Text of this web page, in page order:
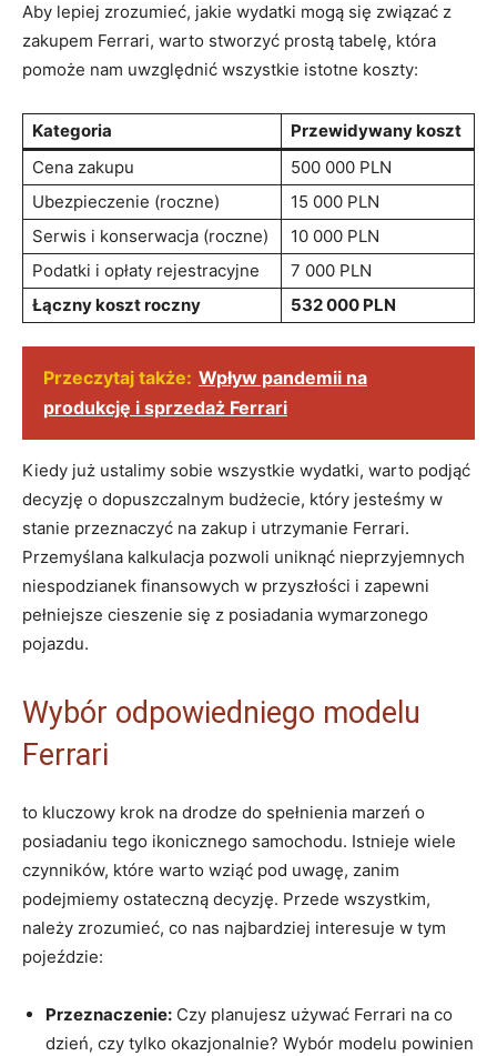
Aby lepiej zrozumieć,⁤ jakie wydatki mogą się związać z
zakupem Ferrari, warto stworzyć prostą tabelę, która
pomoże nam ⁣uwzględnić ⁤wszystkie istotne koszty:
Kategoria
Przewidywany koszt
Cena zakupu
500 000 PLN
Ubezpieczenie (roczne)
15 000 PLN
Serwis i konserwacja (roczne)
10 000 PLN
Podatki i opłaty rejestracyjne
7 000 PLN
Łączny koszt roczny
532 000 PLN
Przeczytaj także: Wpływ pandemii na
produkcję i sprzedaż Ferrari
Kiedy ‍już⁤ ustalimy ‌sobie wszystkie wydatki, warto podjąć
decyzję o dopuszczalnym budżecie, który⁤ jesteśmy w
stanie przeznaczyć⁤ na zakup i utrzymanie Ferrari.
Przemyślana ⁣kalkulacja pozwoli uniknąć nieprzyjemnych‍
niespodzianek finansowych w przyszłości i zapewni
pełniejsze cieszenie się z posiadania wymarzonego
pojazdu.
Wybór odpowiedniego modelu
Ferrari
to kluczowy krok na ⁤drodze do spełnienia marzeń o
⁣posiadaniu⁤ tego ikonicznego samochodu. Istnieje wiele⁢
czynników, które warto ⁢wziąć pod uwagę, zanim
podejmiemy ‍ostateczną decyzję. Przede wszystkim,
należy zrozumieć, co nas najbardziej interesuje w tym
pojeździe:
Przeznaczenie: Czy planujesz używać Ferrari na co
dzień, czy tylko okazjonalnie? Wybór modelu powinien